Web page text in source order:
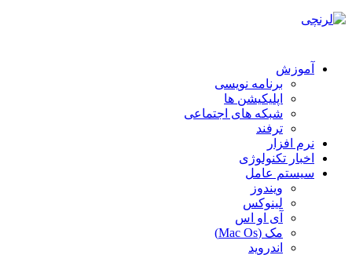
آموزش
برنامه نویسی
اپلیکیشن ها
شبکه های اجتماعی
ترفند
نرم افزار
اخبار تکنولوژی
سیستم عامل
ویندوز
لینوکس
آی او اس
مک (Mac Os)
اندروید